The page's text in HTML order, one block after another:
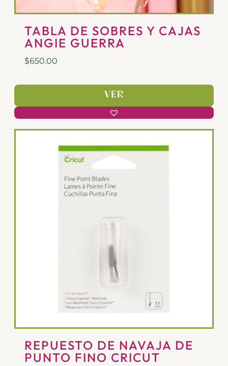
TABLA DE SOBRES Y CAJAS
ANGIE GUERRA
$650.00
VER
REPUESTO DE NAVAJA DE
PUNTO FINO CRICUT